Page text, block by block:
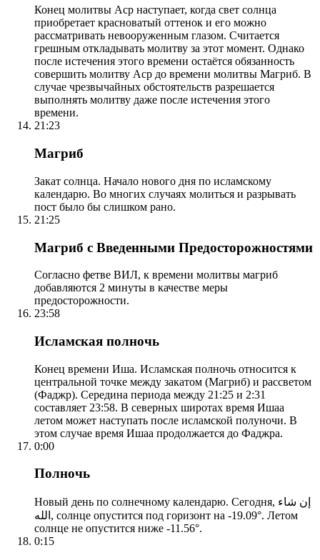
Конец молитвы Аср наступает, когда свет солнца
приобретает красноватый оттенок и его можно
рассматривать невооруженным глазом. Считается
грешным откладывать молитву за этот момент. Однако
после истечения этого времени остаётся обязанность
совершить молитву Аср до времени молитвы Магриб. В
случае чрезвычайных обстоятельств разрешается
выполнять молитву даже после истечения этого
времени.
21:23
Магриб
Закат солнца. Начало нового дня по исламскому
календарю. Во многих случаях молиться и разрывать
пост было бы слишком рано.
21:25
Магриб с Введенными Предосторожностями
Согласно фетве ВИЛ, к времени молитвы магриб
добавляются 2 минуты в качестве меры
предосторожности.
23:58
Исламская полночь
Конец времени Иша. Исламская полночь относится к
центральной точке между закатом (Магриб) и рассветом
(Фаджр). Середина периода между 21:25 и 2:31
составляет 23:58. В северных широтах время Ишаа
летом может наступать после исламской полуночи. В
этом случае время Ишаа продолжается до Фаджра.
0:00
Полночь
Новый день по солнечному календарю. Сегодня, إن شاء
الله, солнце опустится под горизонт на -19.09°. Летом
солнце не опустится ниже -11.56°.
0:15